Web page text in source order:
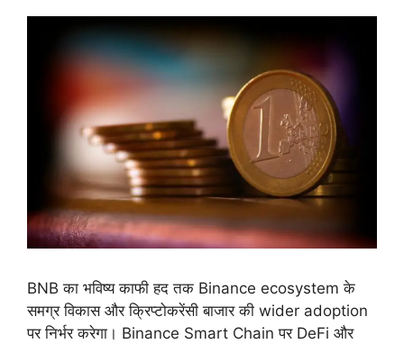
BNB का भविष्य काफी हद तक Binance ecosystem के
समग्र विकास और क्रिप्टोकरेंसी बाजार की wider adoption
पर निर्भर करेगा। Binance Smart Chain पर DeFi और